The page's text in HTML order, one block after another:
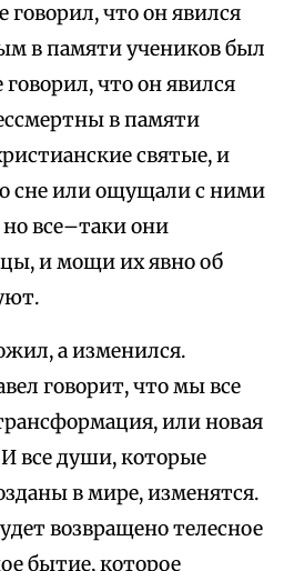
что он явился
в памяти учеников был
что он явился
в памяти
святые, и
сне или ощущали с ними
все–таки они
и мощи их явно об
а изменился.
говорит, что мы все
или новая
все души, которые
в мире, изменятся.
возвращено телесное
бытие, которое